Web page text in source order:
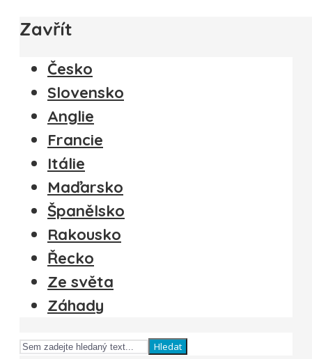
Zavřít
Česko
Slovensko
Anglie
Francie
Itálie
Maďarsko
Španělsko
Rakousko
Řecko
Ze světa
Záhady
Hledat